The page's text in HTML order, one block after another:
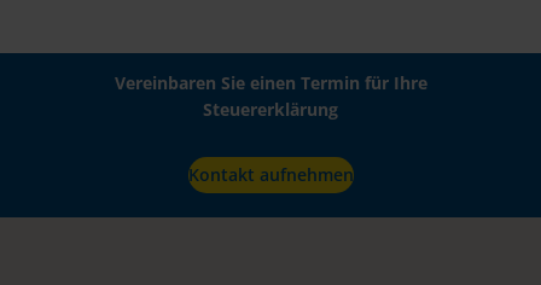
Vereinbaren Sie einen Termin für Ihre
Steuererklärung
Kontakt aufnehmen